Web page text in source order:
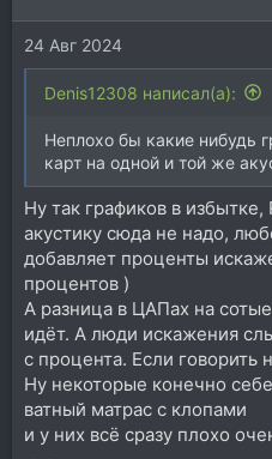
и
:24 Авг 2024
Denis12308 написал(а):
Неплохо бы какие нибудь
карт на одной и той же
Ну так графиков в избытке,
акустику сюда не надо,
добавляет проценты
процентов )
А разница в ЦАПах на
идёт. А люди искажения
с процента. Если
Ну некоторые конечно
ватный матрас с клопами
и у них всё сразу плохо